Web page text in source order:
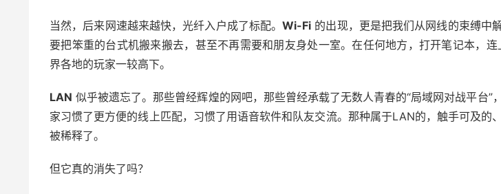
当然，后来网速越来越快，光纤入户成了标配。Wi-Fi 的出现，更是把我们从网线的束缚中
要把笨重的台式机搬来搬去，甚至不再需要和朋友身处一室。在任何地方，打开笔记本，
界各地的玩家一较高下。
LAN 似乎被遗忘了。那些曾经辉煌的网吧，那些曾经承载了无数人青春的“局域网对战平台”
家习惯了更方便的线上匹配，习惯了用语音软件和队友交流。那种属于LAN的，触手可及的
被稀释了。
但它真的消失了吗？